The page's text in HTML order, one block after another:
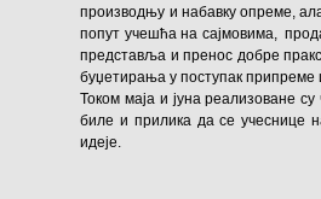
производњу и набавку опреме,
попут учешћа на сајмовима,
представља и пренос добре
буџетирања у поступак
Током маја и јуна реализоване
биле и прилика да се учеснице
идеје.